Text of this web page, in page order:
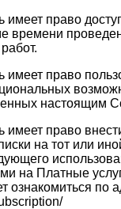
имеет право
времени
имеет право
настоящим
имеет право
на тот или
на Платные
ознакомиться по